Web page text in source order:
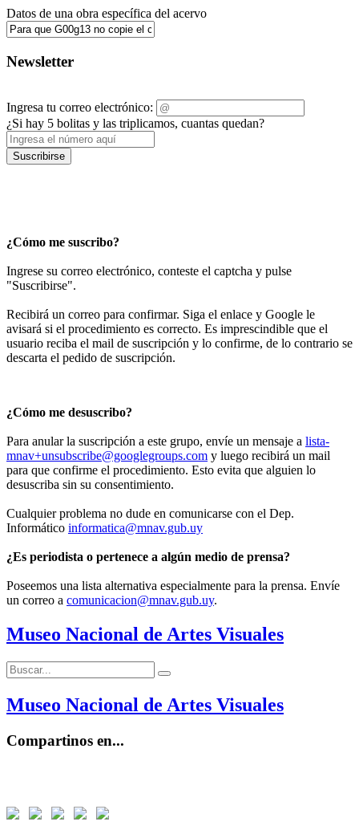
Datos de una obra específica del acervo
Newsletter
Ingresa tu correo electrónico:
¿Si hay 5 bolitas y las triplicamos, cuantas quedan?
Suscribirse
¿Cómo me suscribo?
Ingrese su correo electrónico, conteste el captcha y pulse
"Suscribirse".
Recibirá un correo para confirmar. Siga el enlace y Google le
avisará si el procedimiento es correcto. Es imprescindible que el
usuario reciba el mail de suscripción y lo confirme, de lo contrario se
descarta el pedido de suscripción.
¿Cómo me desuscribo?
Para anular la suscripción a este grupo, envíe un mensaje a lista-
mnav+unsubscribe@googlegroups.com y luego recibirá un mail
para que confirme el procedimiento. Esto evita que alguien lo
desuscriba sin su consentimiento.
Cualquier problema no dude en comunicarse con el Dep.
Informático informatica@mnav.gub.uy
¿Es periodista o pertenece a algún medio de prensa?
Poseemos una lista alternativa especialmente para la prensa. Envíe
un correo a comunicacion@mnav.gub.uy.
Museo Nacional de Artes Visuales
Buscar:
Buscar
Museo Nacional de Artes Visuales
Compartinos en...